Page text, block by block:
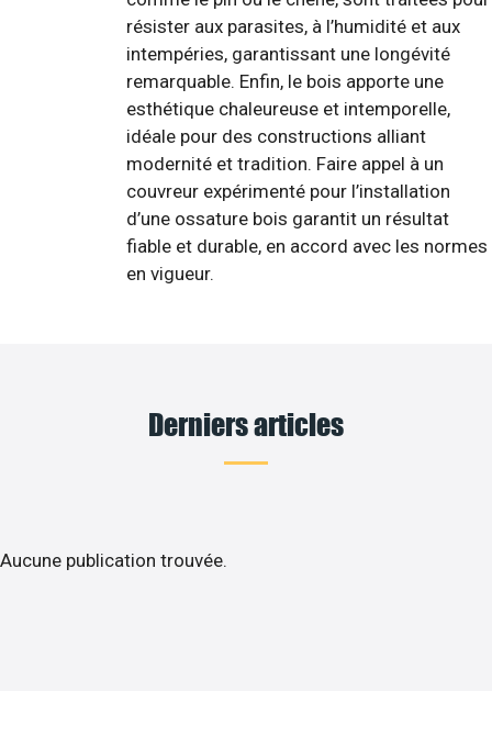
résister aux parasites, à l’humidité et aux
intempéries, garantissant une longévité
remarquable. Enfin, le bois apporte une
esthétique chaleureuse et intemporelle,
idéale pour des constructions alliant
modernité et tradition. Faire appel à un
couvreur expérimenté pour l’installation
d’une ossature bois garantit un résultat
fiable et durable, en accord avec les normes
en vigueur.
Derniers articles
Aucune publication trouvée.